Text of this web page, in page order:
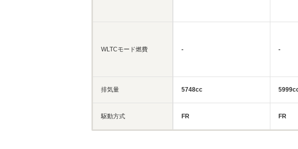
WLTCモード燃費
排気量
駆動方式
-
5748cc
FR
-
FR